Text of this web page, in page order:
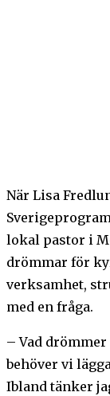
När Lisa
lokal pastor i
drömmar för
verksamhet,
med en fråga.
– Vad
behöver vi
Ibland tänker